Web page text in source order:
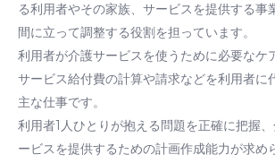
る利用者やその家族、サービスを提供する事
間に立って調整する役割を担っています。
利用者が介護サービスを使うために必要なケ
サービス給付費の計算や請求などを利用者に
主な仕事です。
利用者1人ひとりが抱える問題を正確に把握
ービスを提供するための計画作成能力が求め